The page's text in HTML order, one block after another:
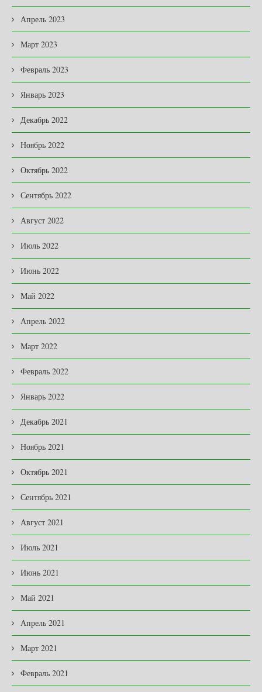
Апрель 2023
Март 2023
Февраль 2023
Январь 2023
Декабрь 2022
Ноябрь 2022
Октябрь 2022
Сентябрь 2022
Август 2022
Июль 2022
Июнь 2022
Май 2022
Апрель 2022
Март 2022
Февраль 2022
Январь 2022
Декабрь 2021
Ноябрь 2021
Октябрь 2021
Сентябрь 2021
Август 2021
Июль 2021
Июнь 2021
Май 2021
Апрель 2021
Март 2021
Февраль 2021